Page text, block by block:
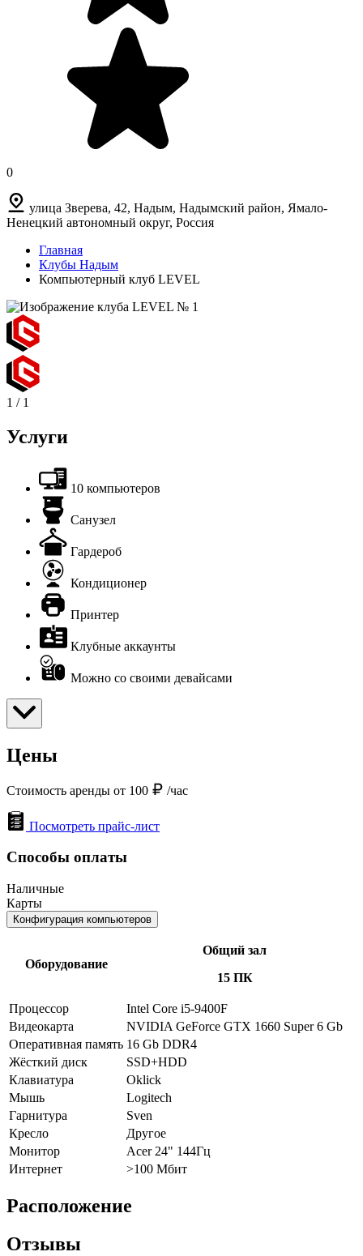
0
улица Зверева, 42, Надым, Надымский район, Ямало-
Ненецкий автономный округ, Россия
Главная
Клубы Надым
Компьютерный клуб LEVEL
1 / 1
Услуги
10 компьютеров
Санузел
Гардероб
Кондиционер
Принтер
Клубные аккаунты
Можно со своими девайсами
Цены
Стоимость аренды от 100 /час
Посмотреть прайс-лист
Способы оплаты
Наличные
Карты
Конфигурация компьютеров
Оборудование
Общий зал
15 ПК
Процессор
Intel Core i5-9400F
Видеокарта
NVIDIA GeForce GTX 1660 Super 6 Gb
Оперативная память 16 Gb DDR4
Жёсткий диск
SSD+HDD
Клавиатура
Oklick
Мышь
Logitech
Гарнитура
Sven
Кресло
Другое
Монитор
Acer 24" 144Гц
Интернет
>100 Мбит
Расположение
Отзывы